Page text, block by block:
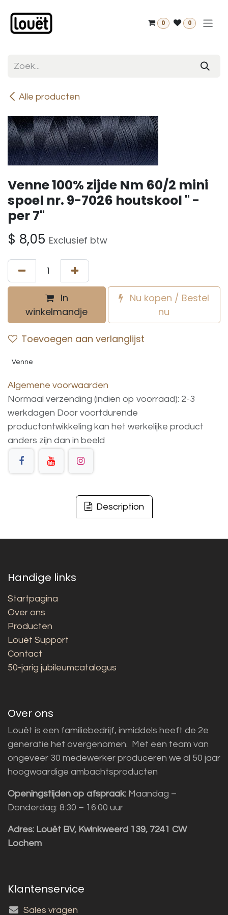
0 0
Alle producten
Venne 100% zijde Nm 60/2 mini
spoel nr. 9-7026 houtskool " -
per 7"
$ 8,05 Exclusief btw
In
winkelmandje
Nu kopen / Bestel
nu
Toevoegen aan verlanglijst
Venne
Algemene voorwaarden
Normaal verzending (indien op voorraad): 2-3
werkdagen Door voortdurende
productontwikkeling kan het werkelijke product
anders zijn dan in beeld
Description
Handige links
Startpagina
Over ons
Producten
Louët Support
Contact
50-jarig jubileumcatalogus
Over ons
Louët is een familiebedrijf, inmiddels heeft de 2e
generatie het overgenomen. Met een team van
ongeveer 30 medewerker produceren we al 50 jaar
hoogwaardige ambachtsproducten
Openingstijden op afspraak: Maandag –
Donderdag: 8:30 – 16:00 uur
Adres: Louët BV, Kwinkweerd 139, 7241 CW
Lochem
Klantenservice
Sales vragen